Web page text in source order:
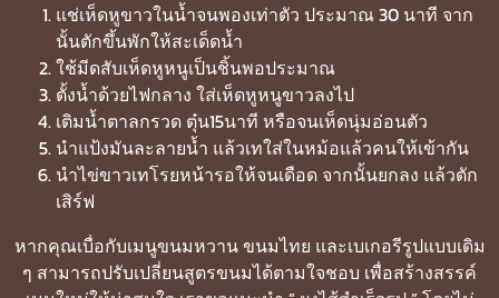
แช่เห็ดหูขาวในน้ำจนพองเท่าตัว ประมาณ 30 นาที จาก
นั้นตักขึ้นพักให้สะเด็ดน้ำ
ใช้มีดสับเห็ดหูหนูเป็นชิ้นพอประมาณ
ตั้งน้ำด้วยไฟกลาง ใส่เห็ดหูหนูขาวลงไป
เติมน้ำตาลกรวด ตุ๋น15นาที หรือจนเห็ดนุ่มอ่อนตัว
นำแป้งมันละลายน้ำ แล้วเทใส่ในหม้อแล้วคนให้เข้ากัน
นำไข่ขาวเทโรยหน้ารอให้จนเดือด จากนั้นยกลง แล้วตัก
เสิร์ฟ
หากคุณเบื่อกับเมนูขนมหวาน ขนมไทย และเบเกอรีรูปแบบเดิม
ๆ สามารถปรับเปลี่ยนสูตรขนมได้ตามใจชอบ เพื่อสร้างสรรค์